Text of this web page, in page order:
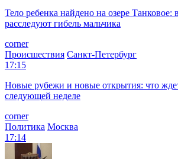
Тело ребенка найдено на озере Танковое:
расследуют гибель мальчика
corner
Происшествия Санкт-Петербург
17:15
Новые рубежи и новые открытия: что
следующей неделе
corner
Политика Москва
17:14